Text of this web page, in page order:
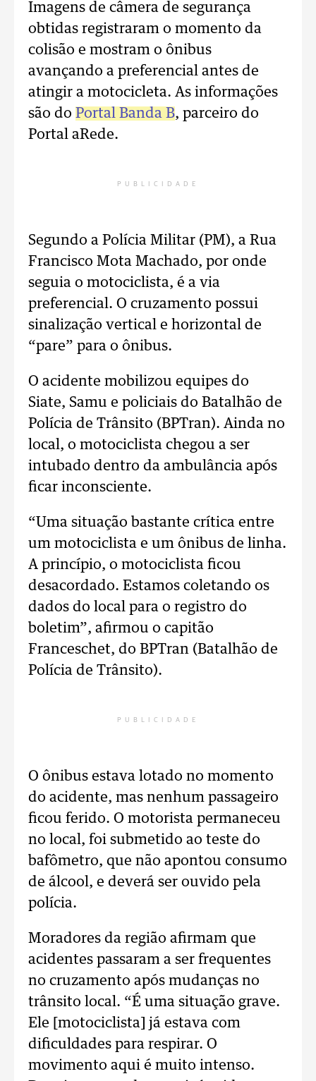
Imagens de câmera de segurança
obtidas registraram o momento da
colisão e mostram o ônibus
avançando a preferencial antes de
atingir a motocicleta. As informações
são do Portal Banda B, parceiro do
Portal aRede.
PUBLICIDADE
Segundo a Polícia Militar (PM), a Rua
Francisco Mota Machado, por onde
seguia o motociclista, é a via
preferencial. O cruzamento possui
sinalização vertical e horizontal de
“pare” para o ônibus.
O acidente mobilizou equipes do
Siate, Samu e policiais do Batalhão de
Polícia de Trânsito (BPTran). Ainda no
local, o motociclista chegou a ser
intubado dentro da ambulância após
ficar inconsciente.
“Uma situação bastante crítica entre
um motociclista e um ônibus de linha.
A princípio, o motociclista ficou
desacordado. Estamos coletando os
dados do local para o registro do
boletim”, afirmou o capitão
Franceschet, do BPTran (Batalhão de
Polícia de Trânsito).
PUBLICIDADE
O ônibus estava lotado no momento
do acidente, mas nenhum passageiro
ficou ferido. O motorista permaneceu
no local, foi submetido ao teste do
bafômetro, que não apontou consumo
de álcool, e deverá ser ouvido pela
polícia.
Moradores da região afirmam que
acidentes passaram a ser frequentes
no cruzamento após mudanças no
trânsito local. “É uma situação grave.
Ele [motociclista] já estava com
dificuldades para respirar. O
movimento aqui é muito intenso.